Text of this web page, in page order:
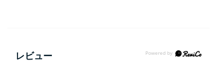
レビュー